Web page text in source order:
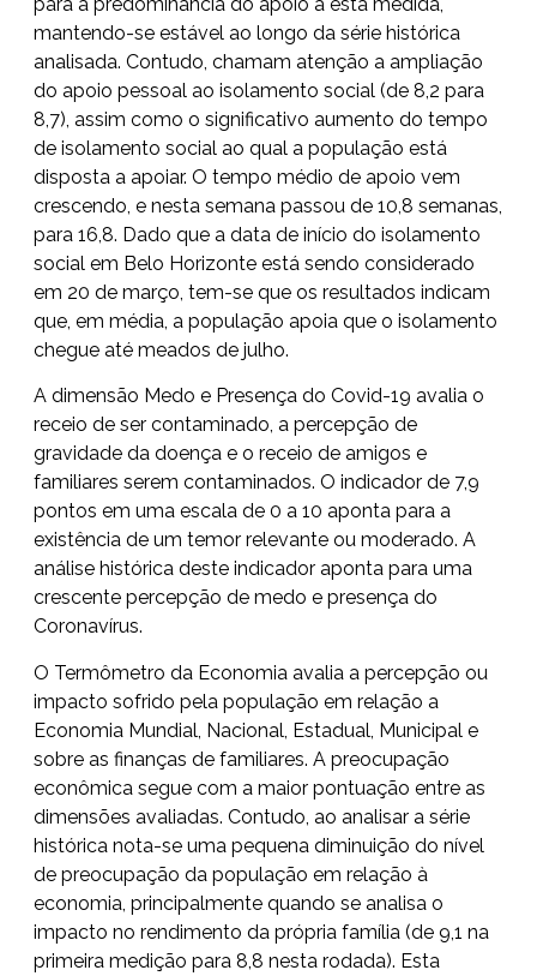
mantendo-se estável ao longo da série histórica
analisada. Contudo, chamam atenção a ampliação
do apoio pessoal ao isolamento social (de 8,2 para
8,7), assim como o significativo aumento do tempo
de isolamento social ao qual a população está
disposta a apoiar. O tempo médio de apoio vem
crescendo, e nesta semana passou de 10,8 semanas,
para 16,8. Dado que a data de início do isolamento
social em Belo Horizonte está sendo considerado
em 20 de março, tem-se que os resultados indicam
que, em média, a população apoia que o isolamento
chegue até meados de julho.
A dimensão Medo e Presença do Covid-19 avalia o
receio de ser contaminado, a percepção de
gravidade da doença e o receio de amigos e
familiares serem contaminados. O indicador de 7,9
pontos em uma escala de 0 a 10 aponta para a
existência de um temor relevante ou moderado. A
análise histórica deste indicador aponta para uma
crescente percepção de medo e presença do
Coronavírus.
O Termômetro da Economia avalia a percepção ou
impacto sofrido pela população em relação a
Economia Mundial, Nacional, Estadual, Municipal e
sobre as finanças de familiares. A preocupação
econômica segue com a maior pontuação entre as
dimensões avaliadas. Contudo, ao analisar a série
histórica nota-se uma pequena diminuição do nível
de preocupação da população em relação à
economia, principalmente quando se analisa o
impacto no rendimento da própria família (de 9,1 na
primeira medição para 8,8 nesta rodada). Esta